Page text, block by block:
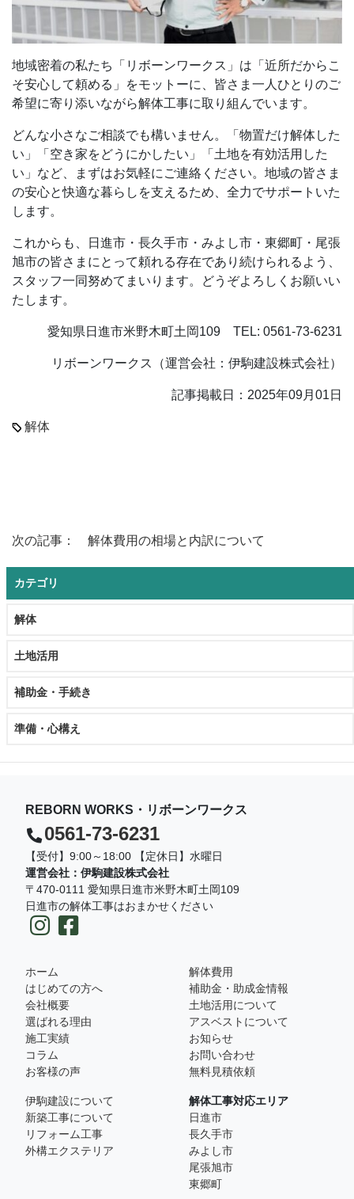
地域密着の私たち「リボーンワークス」は「近所だからこ
そ安心して頼める」をモットーに、皆さま一人ひとりのご
希望に寄り添いながら解体工事に取り組んでいます。
どんな小さなご相談でも構いません。「物置だけ解体した
い」「空き家をどうにかしたい」「土地を有効活用した
い」など、まずはお気軽にご連絡ください。地域の皆さま
の安心と快適な暮らしを支えるため、全力でサポートいた
します。
これからも、日進市・長久手市・みよし市・東郷町・尾張
旭市の皆さまにとって頼れる存在であり続けられるよう、
スタッフ一同努めてまいります。どうぞよろしくお願いい
たします。
愛知県日進市米野木町土岡109 TEL: 0561-73-6231
リボーンワークス（運営会社：伊駒建設株式会社）
記事掲載日：2025年09月01日
解体
次の記事： 解体費用の相場と内訳について
カテゴリ
解体
土地活用
補助金・手続き
準備・心構え
REBORN WORKS・リボーンワークス
0561-73-6231
【受付】9:00～18:00 【定休日】水曜日
運営会社：伊駒建設株式会社
〒470-0111 愛知県日進市米野木町土岡109
日進市の解体工事はおまかせください
ホーム
はじめての方へ
会社概要
選ばれる理由
施工実績
コラム
お客様の声
解体費用
補助金・助成金情報
土地活用について
アスベストについて
お知らせ
お問い合わせ
無料見積依頼
伊駒建設について
新築工事について
リフォーム工事
外構エクステリア
解体工事対応エリア
日進市
長久手市
みよし市
尾張旭市
東郷町